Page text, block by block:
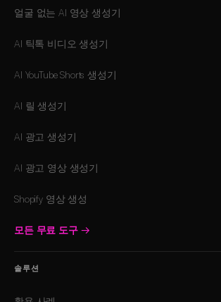
얼굴 없는 AI 영상 생성기
AI 틱톡 비디오 생성기
AI YouTube Shorts 생성기
AI 릴 생성기
AI 광고 생성기
AI 광고 영상 생성기
Shopify 영상 생성
모든 무료 도구 →
솔루션